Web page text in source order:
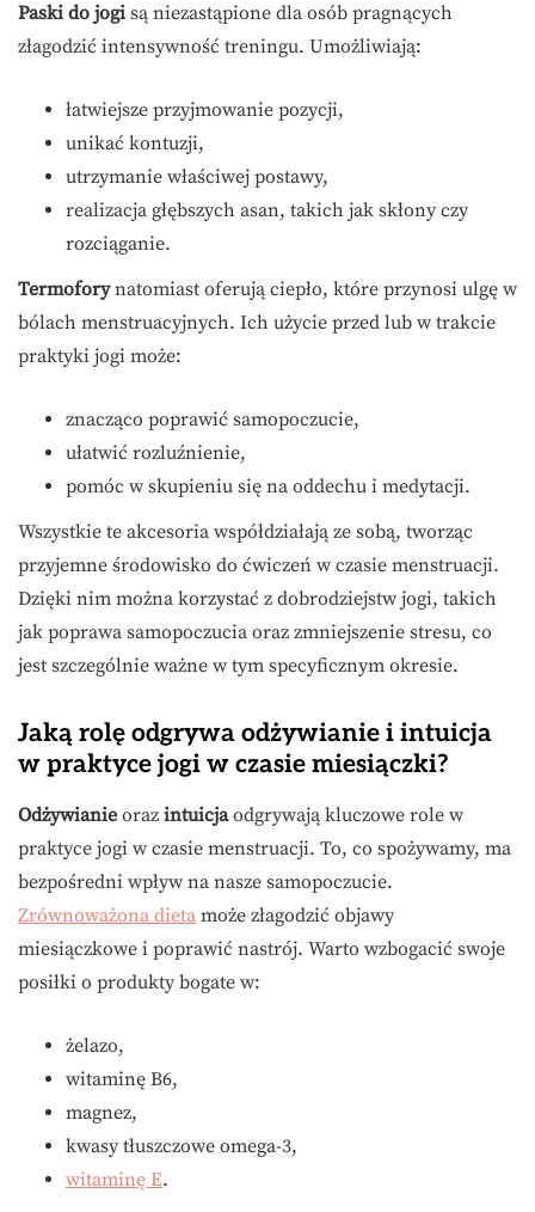
Paski do jogi są niezastąpione dla osób pragnących
złagodzić intensywność treningu. Umożliwiają:
łatwiejsze przyjmowanie pozycji,
unikać kontuzji,
utrzymanie właściwej postawy,
realizacja głębszych asan, takich jak skłony czy
rozciąganie.
Termoforynatomiast oferują ciepło, które przynosi ulgę w
bólach menstruacyjnych. Ich użycie przed lub w trakcie
praktyki jogi może:
znacząco poprawić samopoczucie,
ułatwić rozluźnienie,
pomóc w skupieniu się na oddechu i medytacji.
Wszystkie te akcesoria współdziałają ze sobą, tworząc
przyjemne środowisko do ćwiczeń w czasie menstruacji.
Dzięki nim można korzystać z dobrodziejstw jogi, takich
jak poprawa samopoczucia oraz zmniejszenie stresu, co
jest szczególnie ważne w tym specyficznym okresie.
Jaką rolę odgrywa odżywianie i intuicja
w praktyce jogi w czasie miesiączki?
Odżywianie oraz intuicjaodgrywają kluczowe role w
praktyce jogi w czasie menstruacji. To, co spożywamy, ma
bezpośredni wpływ na nasze samopoczucie.
Zrównoważona dieta może złagodzić objawy
miesiączkowe i poprawić nastrój. Warto wzbogacić swoje
posiłki o produkty bogate w:
żelazo,
witaminę B6,
magnez,
kwasy tłuszczowe omega-3,
witaminę E.